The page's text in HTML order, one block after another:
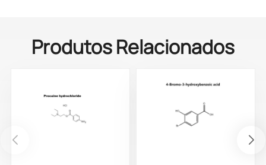
Produtos Relacionados